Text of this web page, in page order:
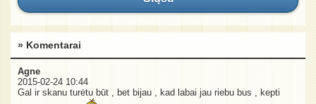
» Komentarai
Agne
2015-02-24 10:44
Gal ir skanu turėtu būt , bet bijau , kad labai jau riebu bus , kepti